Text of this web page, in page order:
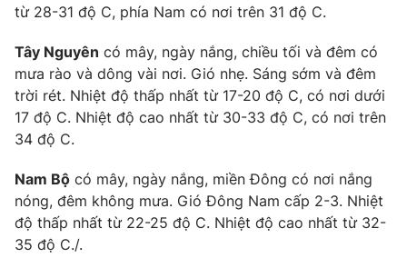
® Cấm sao chép dưới mọi hình thức nếu không có sự chấp
thông tin từ website này.
từ 28-31 độ C, phía Nam có nơi trên 31 độ C.
Tây Nguyên có mây, ngày nắng, chiều tối và đêm có
mưa rào và dông vài nơi. Gió nhẹ. Sáng sớm và đêm
trời rét. Nhiệt độ thấp nhất từ 17-20 độ C, có nơi dưới
17 độ C. Nhiệt độ cao nhất từ 30-33 độ C, có nơi trên
34 độ C.
Nam Bộ có mây, ngày nắng, miền Đông có nơi nắng
nóng, đêm không mưa. Gió Đông Nam cấp 2-3. Nhiệt
độ thấp nhất từ 22-25 độ C. Nhiệt độ cao nhất từ 32-
35 độ C./.